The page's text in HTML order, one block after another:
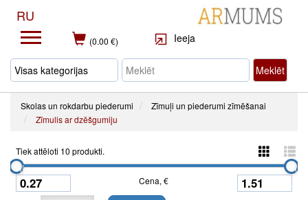
RU
(0.00 €) Ieeja
Meklēt
Skolas un rokdarbu piederumi
Zīmuļi un piederumi zīmēšanai
Zīmulis ar dzēšgumiju
Tiek attēloti 10 produkti.
Cena, €